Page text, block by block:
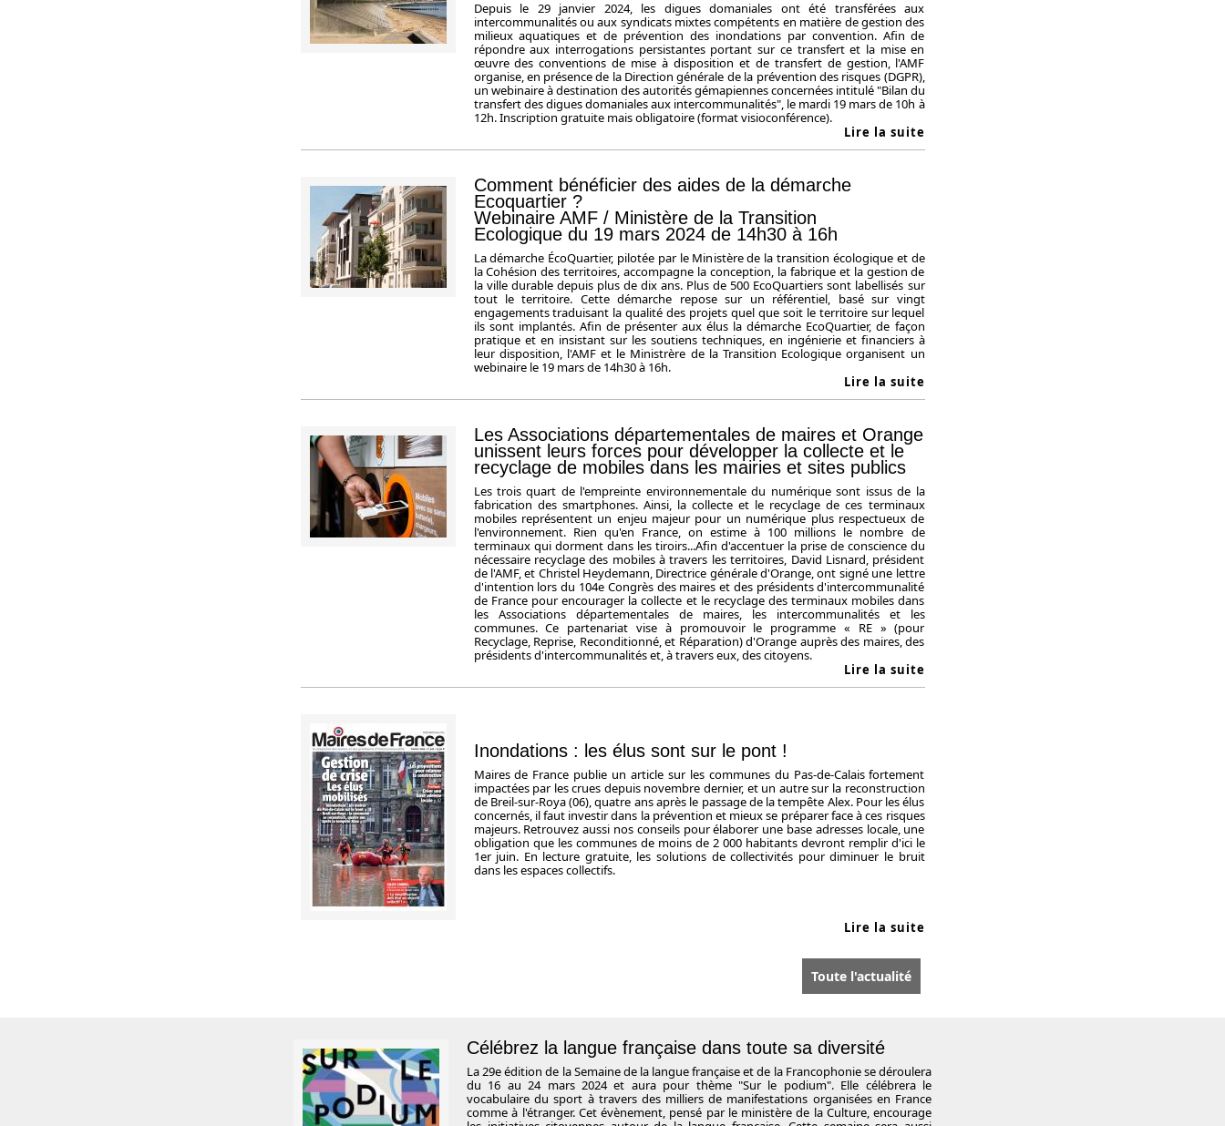
Depuis le 29 janvier 2024, les digues domaniales ont été transférées aux
intercommunalités ou aux syndicats mixtes compétents en matière de gestion des
milieux aquatiques et de prévention des inondations par convention. Afin de
répondre aux interrogations persistantes portant sur ce transfert et la mise en
œuvre des conventions de mise à disposition et de transfert de gestion, l'AMF
organise, en présence de la Direction générale de la prévention des risques (DGPR),
un webinaire à destination des autorités gémapiennes concernées intitulé "Bilan du
transfert des digues domaniales aux intercommunalités", le mardi 19 mars de 10h à
12h. Inscription gratuite mais obligatoire (format visioconférence).
Lire la suite
Comment bénéficier des aides de la démarche
Ecoquartier ?
Webinaire AMF / Ministère de la Transition
Ecologique du 19 mars 2024 de 14h30 à 16h
La démarche ÉcoQuartier, pilotée par le Ministère de la transition écologique et de
la Cohésion des territoires, accompagne la conception, la fabrique et la gestion de
la ville durable depuis plus de dix ans. Plus de 500 EcoQuartiers sont labellisés sur
tout le territoire. Cette démarche repose sur un référentiel, basé sur vingt
engagements traduisant la qualité des projets quel que soit le territoire sur lequel
ils sont implantés. Afin de présenter aux élus la démarche EcoQuartier, de façon
pratique et en insistant sur les soutiens techniques, en ingénierie et financiers à
leur disposition, l'AMF et le Ministrère de la Transition Ecologique organisent un
webinaire le 19 mars de 14h30 à 16h.
Lire la suite
Les Associations départementales de maires et Orange
unissent leurs forces pour développer la collecte et le
recyclage de mobiles dans les mairies et sites publics
Les trois quart de l'empreinte environnementale du numérique sont issus de la
fabrication des smartphones. Ainsi, la collecte et le recyclage de ces terminaux
mobiles représentent un enjeu majeur pour un numérique plus respectueux de
l'environnement. Rien qu'en France, on estime à 100 millions le nombre de
terminaux qui dorment dans les tiroirs...Afin d'accentuer la prise de conscience du
nécessaire recyclage des mobiles à travers les territoires, David Lisnard, président
de l'AMF, et Christel Heydemann, Directrice générale d'Orange, ont signé une lettre
d'intention lors du 104e Congrès des maires et des présidents d'intercommunalité
de France pour encourager la collecte et le recyclage des terminaux mobiles dans
les Associations départementales de maires, les intercommunalités et les
communes. Ce partenariat vise à promouvoir le programme « RE » (pour
Recyclage, Reprise, Reconditionné, et Réparation) d'Orange auprès des maires, des
présidents d'intercommunalités et, à travers eux, des citoyens.
Lire la suite
Inondations : les élus sont sur le pont !
Maires de France publie un article sur les communes du Pas-de-Calais fortement
impactées par les crues depuis novembre dernier, et un autre sur la reconstruction
de Breil-sur-Roya (06), quatre ans après le passage de la tempête Alex. Pour les élus
concernés, il faut investir dans la prévention et mieux se préparer face à ces risques
majeurs. Retrouvez aussi nos conseils pour élaborer une base adresses locale, une
obligation que les communes de moins de 2 000 habitants devront remplir d'ici le
1er juin. En lecture gratuite, les solutions de collectivités pour diminuer le bruit
dans les espaces collectifs.
Lire la suite
Toute l'actualité
Célébrez la langue française dans toute sa diversité
La 29e édition de la Semaine de la langue française et de la Francophonie se déroulera
du 16 au 24 mars 2024 et aura pour thème "Sur le podium". Elle célébrera le
vocabulaire du sport à travers des milliers de manifestations organisées en France
comme à l'étranger. Cet évènement, pensé par le ministère de la Culture, encourage